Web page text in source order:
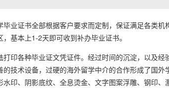
证书全部根据客户要求而定制，保证满足各类机
基本上1-2天即可收到补办毕业证书。
印各种毕业证文凭证件。经过时间的沉淀，以及经
技术设备，过硬的海外留学中介的合作形成了国外
印、阴影底纹、全息烫金、文字图案浮雕、钢印、